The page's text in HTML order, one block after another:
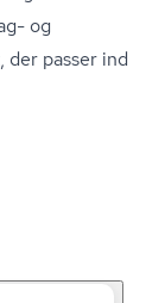
og
passer ind
du finder